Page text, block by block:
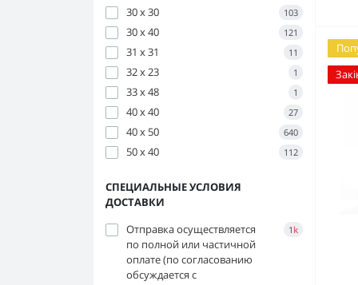
30 х 30 103
30 х 40 121
31 х 31 11
32 x 23 1
33 x 48 1
40 х 40 27
40 х 50 640
50 x 40 112
СПЕЦИАЛЬНЫЕ УСЛОВИЯ
ДОСТАВКИ
Отправка осуществляется
по полной или частичной
оплате (по согласованию
обсуждается с
1 k